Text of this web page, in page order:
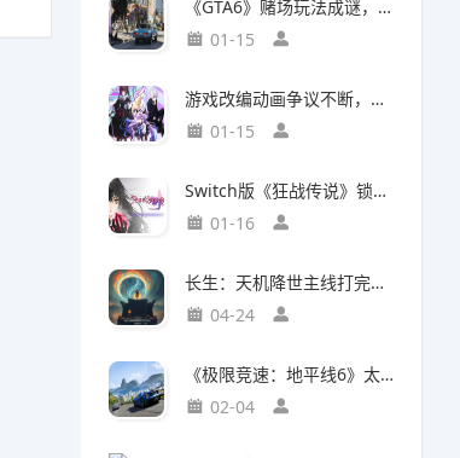
《GTA6》赌场玩法成谜，50国曾因赌博功能封禁前作
01-15
游戏改编动画争议不断，编剧被踢出局背后竟有隐情
01-15
Switch版《狂战传说》锁定30帧，次世代主机却能60帧流畅运行，差距背后有何玄机？
01-16
长生：天机降世主线打完了，说一下大概情况吧
04-24
《极限竞速：地平线6》太真实震惊玩家：这跟现实的日本一样！
02-04